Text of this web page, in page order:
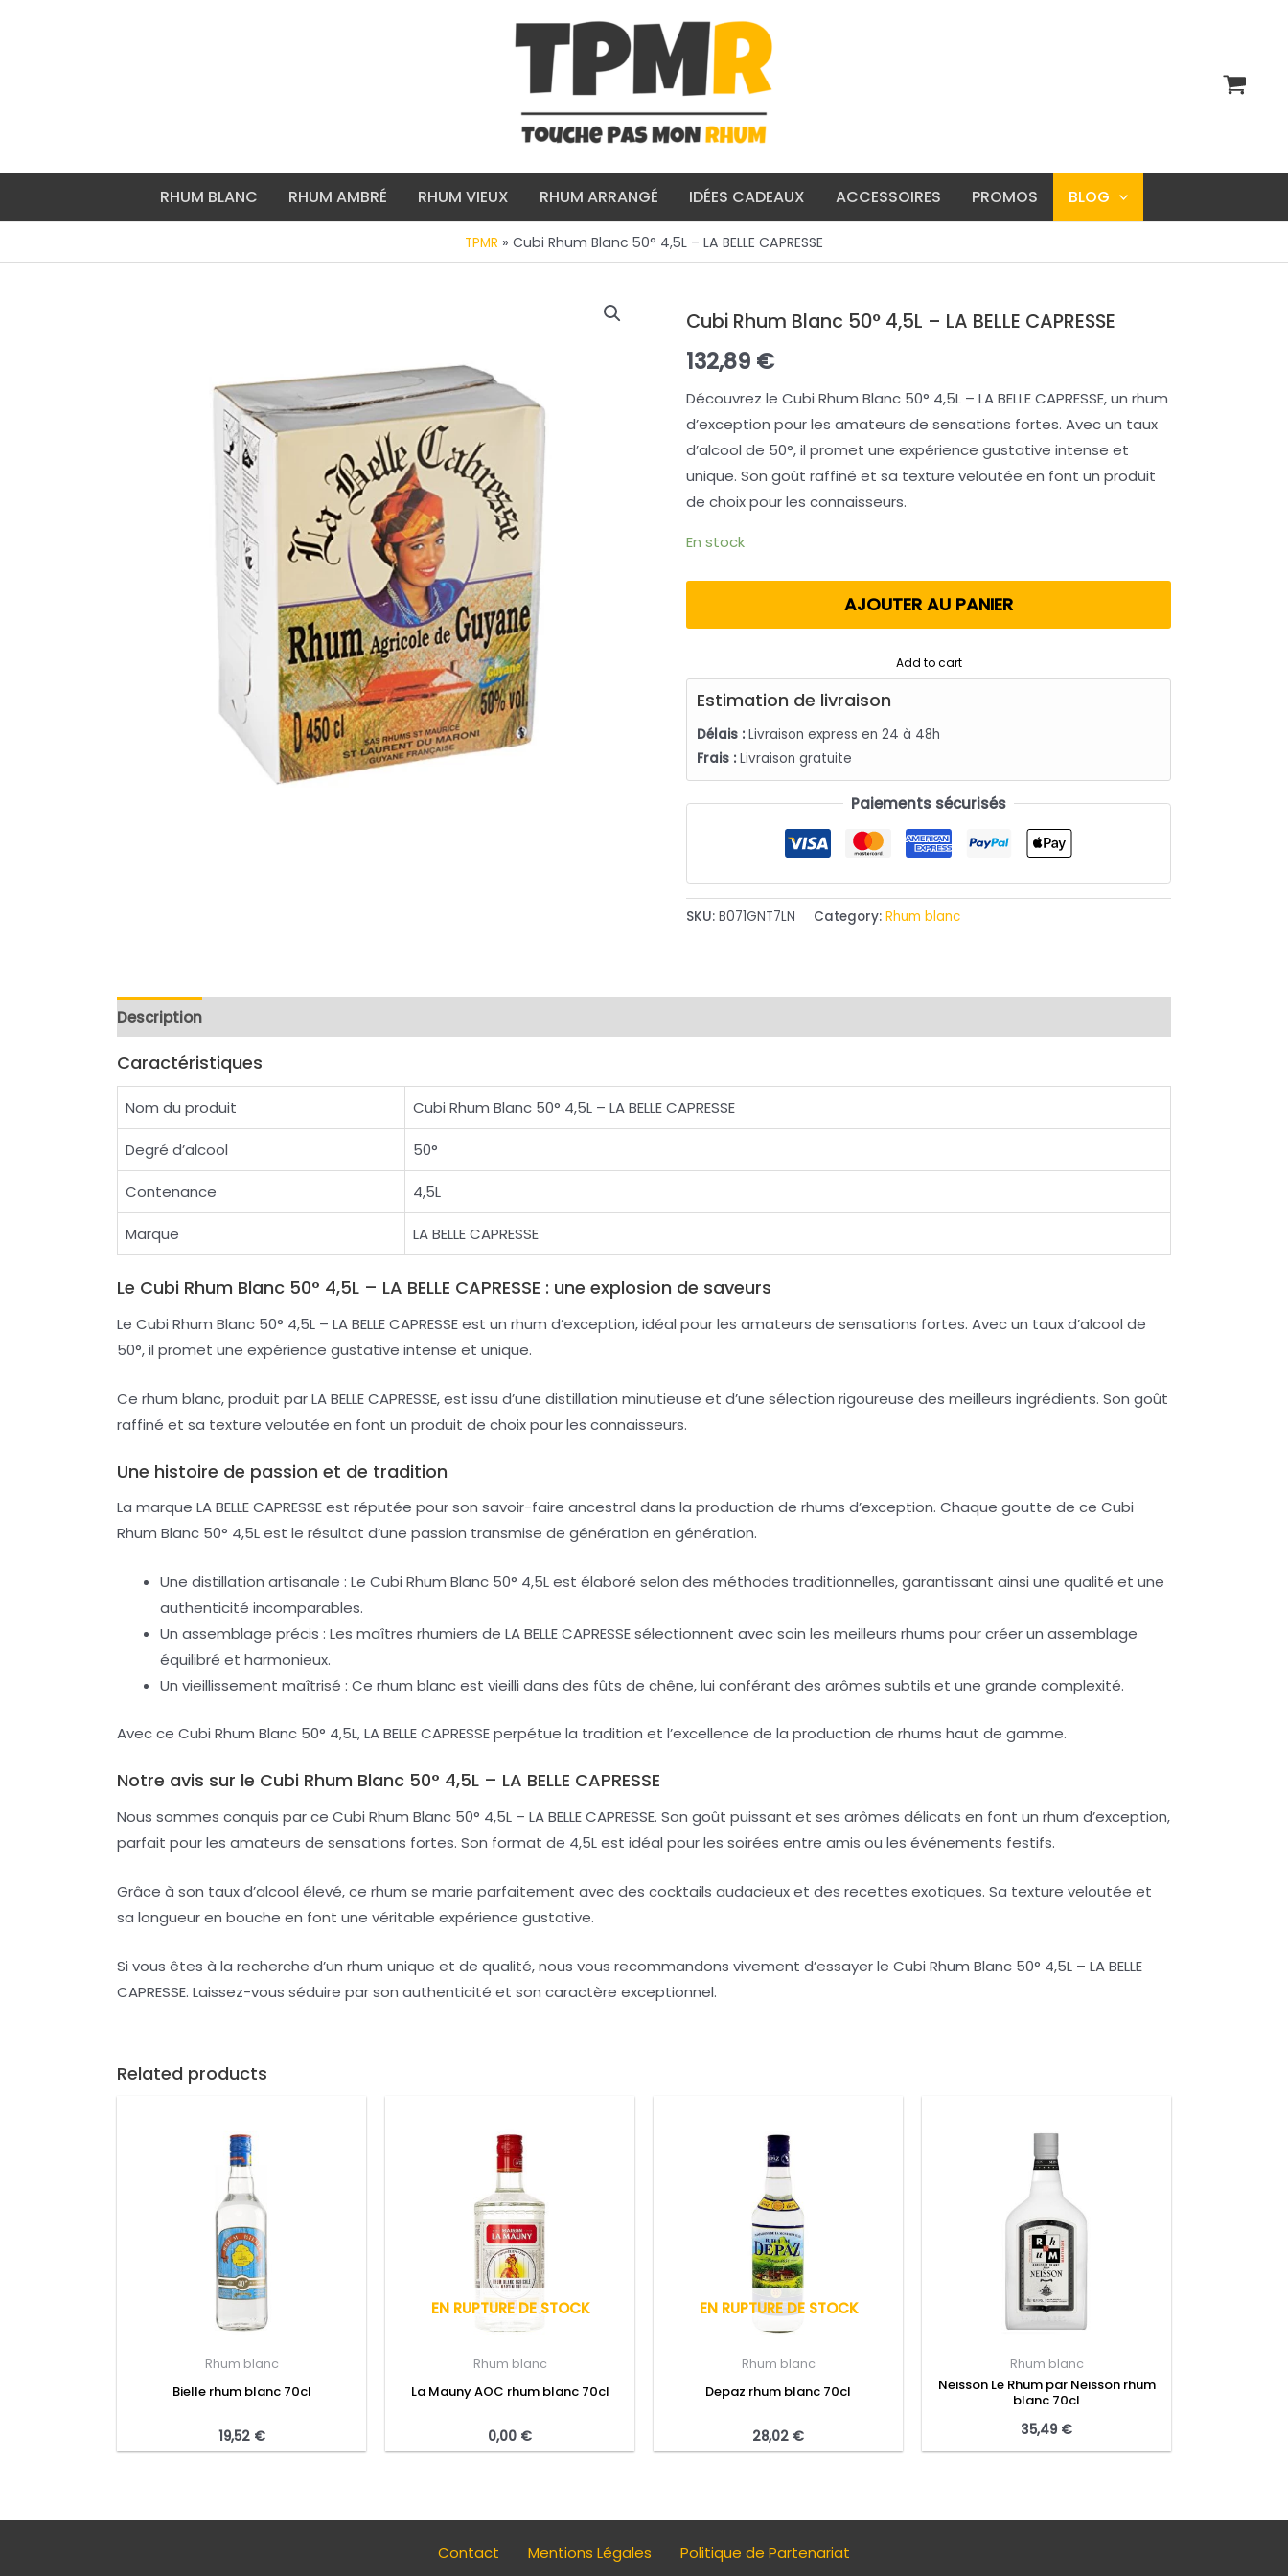
RHUM BLANC RHUM AMBRÉ RHUM VIEUX RHUM ARRANGÉ IDÉES CADEAUX ACCESSOIRES PROMOS BLOG
TPMR » Cubi Rhum Blanc 50° 4,5L – LA BELLE CAPRESSE
Cubi Rhum Blanc 50° 4,5L – LA BELLE CAPRESSE
132,89 €
Découvrez le Cubi Rhum Blanc 50° 4,5L – LA BELLE CAPRESSE, un rhum
d’exception pour les amateurs de sensations fortes. Avec un taux
d’alcool de 50°, il promet une expérience gustative intense et
unique. Son goût raffiné et sa texture veloutée en font un produit
de choix pour les connaisseurs.
En stock
AJOUTER AU PANIER
Add to cart
Estimation de livraison
Délais : Livraison express en 24 à 48h
Frais : Livraison gratuite
Paiements sécurisés
SKU: B071GNT7LN Category: Rhum blanc
Description
Caractéristiques
Nom du produit Cubi Rhum Blanc 50° 4,5L – LA BELLE CAPRESSE
Degré d’alcool 50°
Contenance 4,5L
Marque LA BELLE CAPRESSE
Le Cubi Rhum Blanc 50° 4,5L – LA BELLE CAPRESSE : une explosion de saveurs
Le Cubi Rhum Blanc 50° 4,5L – LA BELLE CAPRESSE est un rhum d’exception, idéal pour les amateurs de sensations fortes. Avec un taux d’alcool de
50°, il promet une expérience gustative intense et unique.
Ce rhum blanc, produit par LA BELLE CAPRESSE, est issu d’une distillation minutieuse et d’une sélection rigoureuse des meilleurs ingrédients. Son goût
raffiné et sa texture veloutée en font un produit de choix pour les connaisseurs.
Une histoire de passion et de tradition
La marque LA BELLE CAPRESSE est réputée pour son savoir-faire ancestral dans la production de rhums d’exception. Chaque goutte de ce Cubi
Rhum Blanc 50° 4,5L est le résultat d’une passion transmise de génération en génération.
Une distillation artisanale : Le Cubi Rhum Blanc 50° 4,5L est élaboré selon des méthodes traditionnelles, garantissant ainsi une qualité et une
authenticité incomparables.
Un assemblage précis : Les maîtres rhumiers de LA BELLE CAPRESSE sélectionnent avec soin les meilleurs rhums pour créer un assemblage
équilibré et harmonieux.
Un vieillissement maîtrisé : Ce rhum blanc est vieilli dans des fûts de chêne, lui conférant des arômes subtils et une grande complexité.
Avec ce Cubi Rhum Blanc 50° 4,5L, LA BELLE CAPRESSE perpétue la tradition et l’excellence de la production de rhums haut de gamme.
Notre avis sur le Cubi Rhum Blanc 50° 4,5L – LA BELLE CAPRESSE
Nous sommes conquis par ce Cubi Rhum Blanc 50° 4,5L – LA BELLE CAPRESSE. Son goût puissant et ses arômes délicats en font un rhum d’exception,
parfait pour les amateurs de sensations fortes. Son format de 4,5L est idéal pour les soirées entre amis ou les événements festifs.
Grâce à son taux d’alcool élevé, ce rhum se marie parfaitement avec des cocktails audacieux et des recettes exotiques. Sa texture veloutée et
sa longueur en bouche en font une véritable expérience gustative.
Si vous êtes à la recherche d’un rhum unique et de qualité, nous vous recommandons vivement d’essayer le Cubi Rhum Blanc 50° 4,5L – LA BELLE
CAPRESSE. Laissez-vous séduire par son authenticité et son caractère exceptionnel.
Related products
Rhum blanc
Bielle rhum blanc 70cl
19,52 €
EN RUPTURE DE STOCK
Rhum blanc
La Mauny AOC rhum blanc 70cl
0,00 €
EN RUPTURE DE STOCK
Rhum blanc
Depaz rhum blanc 70cl
28,02 €
Rhum blanc
Neisson Le Rhum par Neisson rhum
blanc 70cl
35,49 €
Contact Mentions Légales Politique de Partenariat